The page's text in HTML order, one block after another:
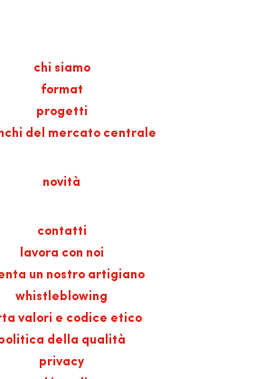
chi siamo
format
progetti
del mercato centrale
novità
contatti
lavora con noi
un nostro artigiano
whistleblowing
valori e codice etico
della qualità
privacy